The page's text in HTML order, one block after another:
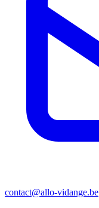
contact@allo-vidange.be